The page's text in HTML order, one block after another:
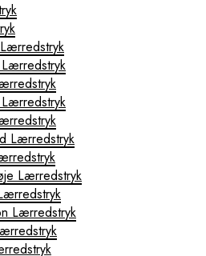
Lærredstryk
Lærredstryk
Lærredstryk